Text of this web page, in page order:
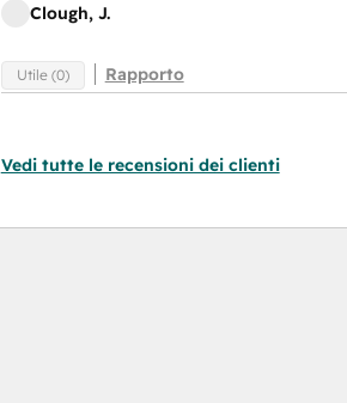
Clough, J.
Utile (0) Rapporto
Vedi tutte le recensioni dei clienti